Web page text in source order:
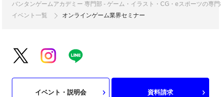
バンタンゲームアカデミー 専門部 - ゲーム・イラスト・CG・eスポーツの専
イベント一覧
オンラインゲーム業界セミナー
イベント・説明会 資料請求